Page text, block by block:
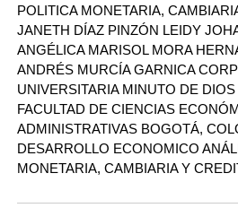
POLITICA MONETARIA,
JANETH DÍAZ PINZÓN LEIDY
ANGÉLICA MARISOL MORA
ANDRÉS MURCÍA GARNICA
UNIVERSITARIA MINUTO DE DIOS
FACULTAD DE CIENCIAS
ADMINISTRATIVAS BOGOTÁ,
DESARROLLO ECONOMICO
MONETARIA, CAMBIARIA Y